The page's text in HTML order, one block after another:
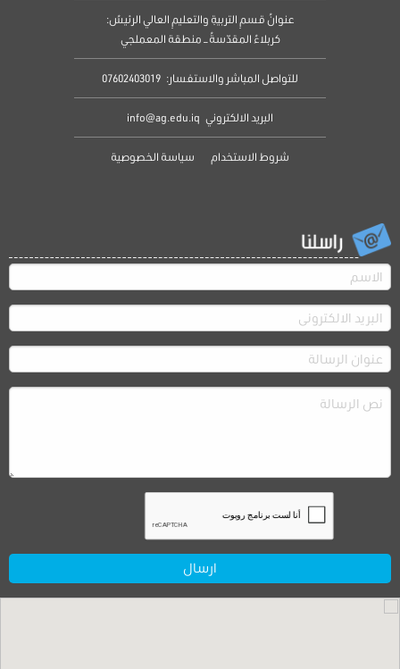
عنوانُ قسمِ التربيةِ والتعليمِ العالي الرئيسُ:
كربلاءُ المقدّسةُ – منطقة المعملجي
للتواصل المباشر والاستفسار: 07602403019
البريد الالكتروني info@ag.edu.iq
شروط الاستخدام سياسة الخصوصية